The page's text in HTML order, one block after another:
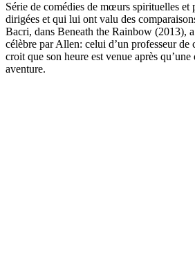
Série de comédies de mœurs spirituelles et
dirigées et qui lui ont valu des
Bacri, dans Beneath the Rainbow (2013),
célèbre par Allen: celui d’un professeur de
croit que son heure est venue après qu’une
aventure.